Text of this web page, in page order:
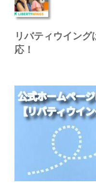
リバティウイン
応！